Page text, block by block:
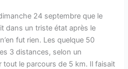
24 septembre que le
dans un triste état après le
fut rien. Les quelque 50
3 distances, selon un
tout le parcours de 5 km. Il faisait